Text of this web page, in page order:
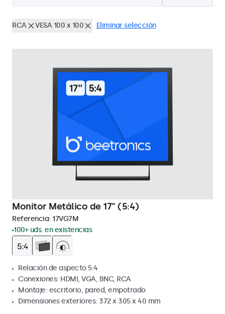
RCA VESA 100 x 100 Eliminar selección
Monitor Metálico de 17" (5:4)
Referencia: 17VG7M
100+ uds. en existencias
Relación de aspecto 5:4
Conexiones: HDMI, VGA, BNC, RCA
Montaje: escritorio, pared, empotrado
Dimensiones exteriores: 372 x 305 x 40 mm